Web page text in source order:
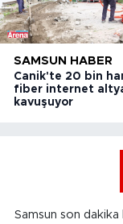
SAMSUN HABER
Canik'te 20 bin
fiber internet
kavuşuyor
Samsun son dakika